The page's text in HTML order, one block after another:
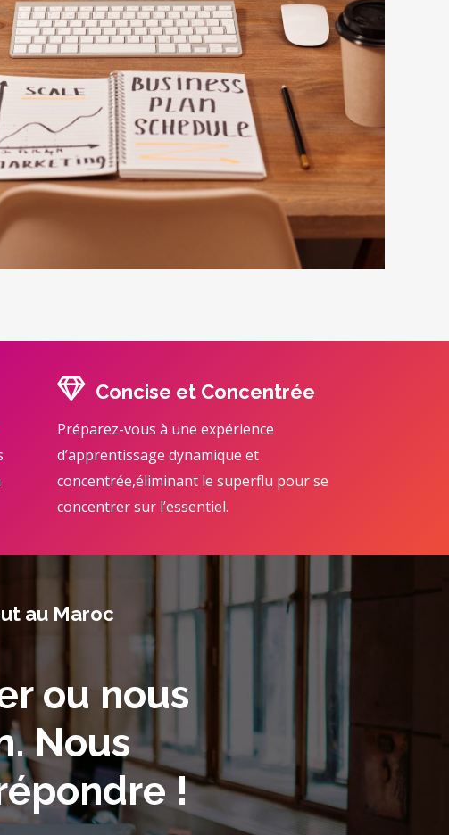
Concise et Concentrée
Préparez-vous à une expérience
d’apprentissage dynamique et
concentrée,éliminant le superflu pour se
concentrer sur l’essentiel.
au Maroc
ou nous
Nous
!